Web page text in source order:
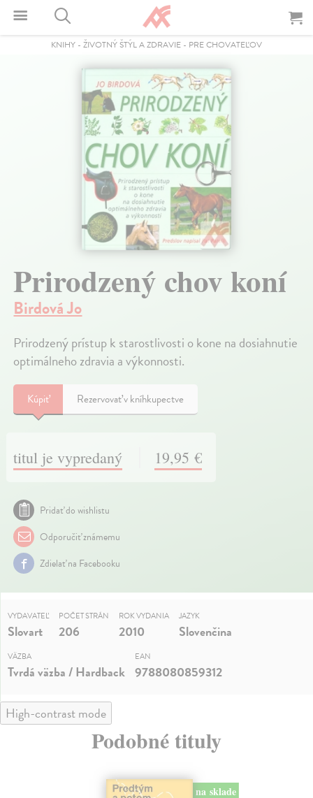
KNIHY - ŽIVOTNÝ ŠTÝL A ZDRAVIE - PRE CHOVATEĽOV
Prirodzený chov koní
Birdová Jo
Prirodzený prístup k starostlivosti o kone na dosiahnutie
optimálneho zdravia a výkonnosti.
Kúpiť Rezervovať v kníhkupectve
titul je vypredaný 19,95 €
Pridať do wishlistu
Odporučiť známemu
Zdielať na Facebooku
VYDAVATEĽ
Slovart
POČET STRÁN
206
ROK VYDANIA
2010
JAZYK
Slovenčina
VÄZBA
Tvrdá väzba / Hardback
EAN
9788080859312
High-contrast mode
Podobné tituly
na sklade